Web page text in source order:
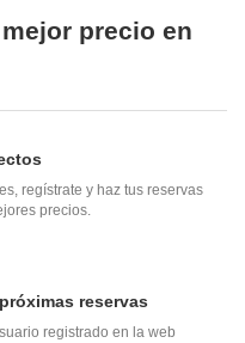
precio en
regístrate y haz tus reservas
precios.
reservas
registrado en la web